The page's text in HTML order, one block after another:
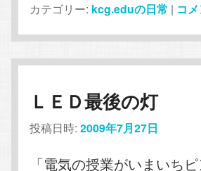
カテゴリー: kcg.eduの日常 | コ
ＬＥＤ最後の灯
投稿日時:2009年7月27日
「電気の授業がいまいち